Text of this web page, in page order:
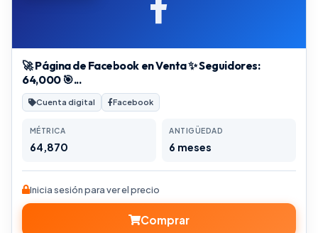
🚀 Página de Facebook en Venta ✨ Seguidores:
64,000 🎯...
Cuenta digital Facebook
MÉTRICA
64,870
ANTIGÜEDAD
6 meses
Inicia sesión para ver el precio
Comprar